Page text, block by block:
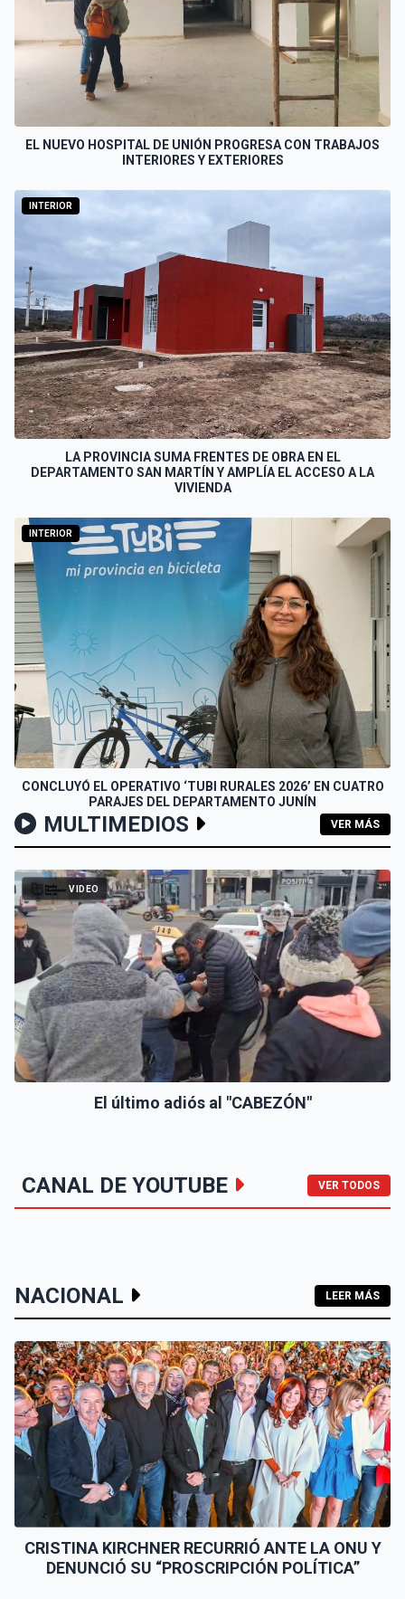
EL NUEVO HOSPITAL DE UNIÓN PROGRESA CON TRABAJOS
INTERIORES Y EXTERIORES
INTERIOR
LA PROVINCIA SUMA FRENTES DE OBRA EN EL
DEPARTAMENTO SAN MARTÍN Y AMPLÍA EL ACCESO A LA
VIVIENDA
INTERIOR
CONCLUYÓ EL OPERATIVO ‘TUBI RURALES 2026’ EN CUATRO
PARAJES DEL DEPARTAMENTO JUNÍN
MULTIMEDIOS VER MÁS
VIDEO
El último adiós al "CABEZÓN"
CANAL DE YOUTUBE VER TODOS
NACIONAL LEER MÁS
CRISTINA KIRCHNER RECURRIÓ ANTE LA ONU Y
DENUNCIÓ SU “PROSCRIPCIÓN POLÍTICA”